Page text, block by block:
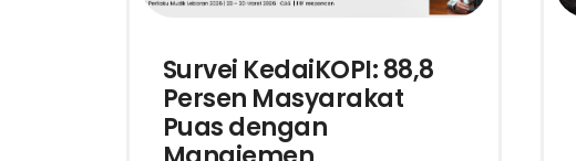
Survei KedaiKOPI: 88,8
Persen Masyarakat
Puas dengan